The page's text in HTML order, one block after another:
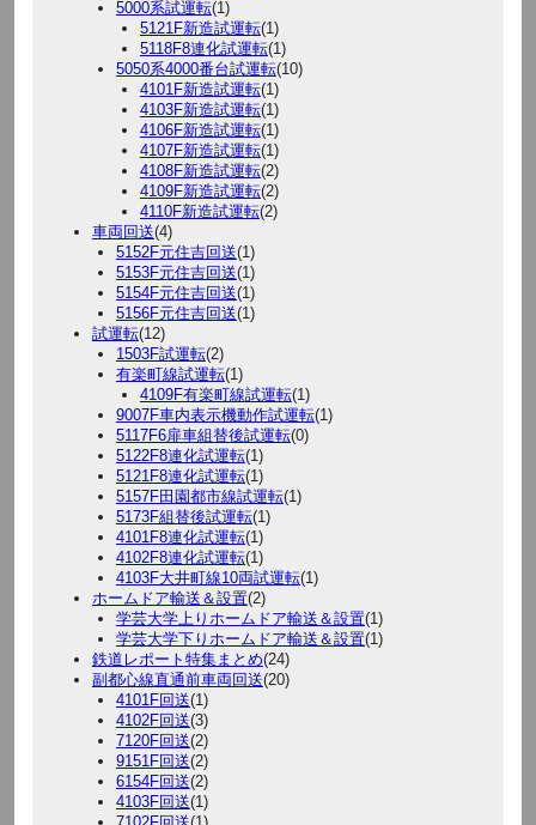
5000系試運転(1)
5121F新造試運転(1)
5118F8連化試運転(1)
5050系4000番台試運転(10)
4101F新造試運転(1)
4103F新造試運転(1)
4106F新造試運転(1)
4107F新造試運転(1)
4108F新造試運転(2)
4109F新造試運転(2)
4110F新造試運転(2)
車両回送(4)
5152F元住吉回送(1)
5153F元住吉回送(1)
5154F元住吉回送(1)
5156F元住吉回送(1)
試運転(12)
1503F試運転(2)
有楽町線試運転(1)
4109F有楽町線試運転(1)
9007F車内表示機動作試運転(1)
5117F6扉車組替後試運転(0)
5122F8連化試運転(1)
5121F8連化試運転(1)
5157F田園都市線試運転(1)
5173F組替後試運転(1)
4101F8連化試運転(1)
4102F8連化試運転(1)
4103F大井町線10両試運転(1)
ホームドア輸送＆設置(2)
学芸大学上りホームドア輸送＆設置(1)
学芸大学下りホームドア輸送＆設置(1)
鉄道レポート特集まとめ(24)
副都心線直通前車両回送(20)
4101F回送(1)
4102F回送(3)
7120F回送(2)
9151F回送(2)
6154F回送(2)
4103F回送(1)